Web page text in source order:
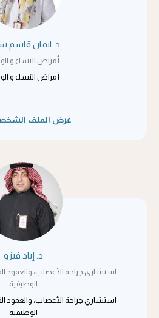
د. ايمان قاسم
أمراض النساء و
أمراض النساء و
عرض الملف
د. إياد فيزو
استشاري جراحة الأعصاب، والعمود
الوظيفية
استشاري جراحة الأعصاب، والعمود
الوظيفية